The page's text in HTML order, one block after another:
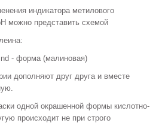
индикатора метилового
можно представить схемой
- форма (малиновая)
дополняют друг друга и вместе
одной окрашенной формы кислотно-
происходит не при строго